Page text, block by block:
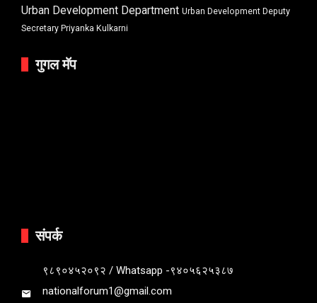
Urban Development Department Urban Development Deputy
Secretary Priyanka Kulkarni
गुगल मॅप
संपर्क
९८९०४५२०९२ / Whatsapp -९४०५६२५३८७
nationalforum1@gmail.com